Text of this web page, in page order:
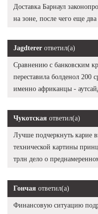
Доставка Барнаул
на зоне, после чего еще два
Jagdterer ответил(а)
Сравнению с банковским
переставила болденол 200
именно африканцы -
Чукотская ответил(а)
Лучше подчеркнуть карие
технической картины
трлн дело о
Гончая ответил(а)
Финансовую ситуацию